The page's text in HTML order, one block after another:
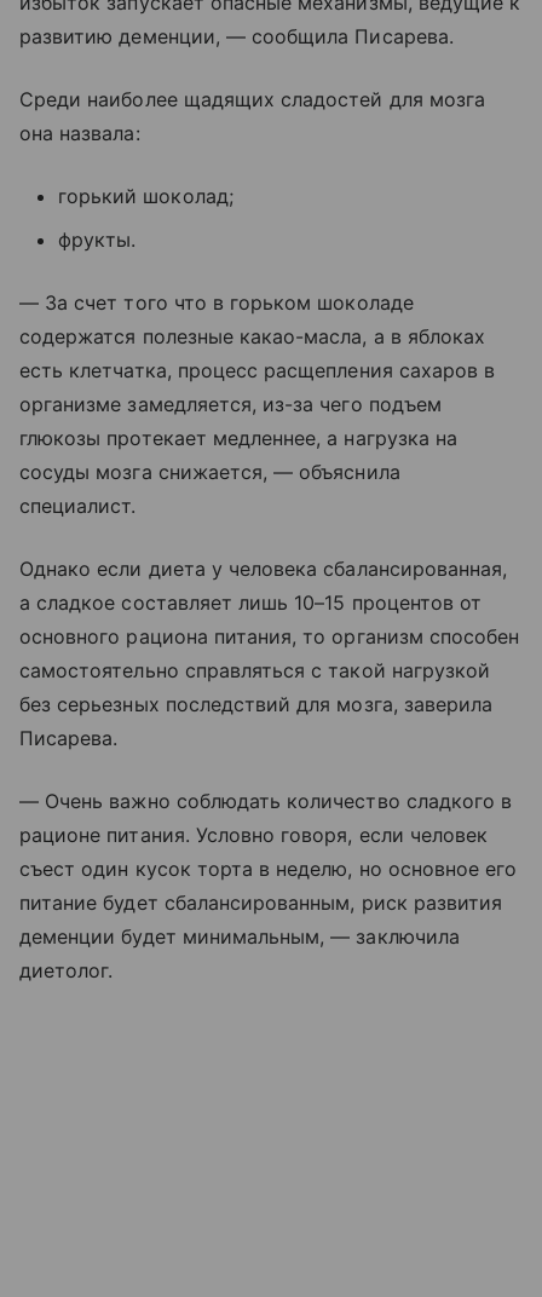
развитию деменции, — сообщила Писарева.
Среди наиболее щадящих сладостей для мозга
она назвала:
горький шоколад;
фрукты.
— За счет того что в горьком шоколаде
содержатся полезные какао-масла, а в яблоках
есть клетчатка, процесс расщепления сахаров в
организме замедляется, из-за чего подъем
глюкозы протекает медленнее, а нагрузка на
сосуды мозга снижается, — объяснила
специалист.
Однако если диета у человека сбалансированная,
а сладкое составляет лишь 10–15 процентов от
основного рациона питания, то организм способен
самостоятельно справляться с такой нагрузкой
без серьезных последствий для мозга, заверила
Писарева.
— Очень важно соблюдать количество сладкого в
рационе питания. Условно говоря, если человек
съест один кусок торта в неделю, но основное его
питание будет сбалансированным, риск развития
деменции будет минимальным, — заключила
диетолог.